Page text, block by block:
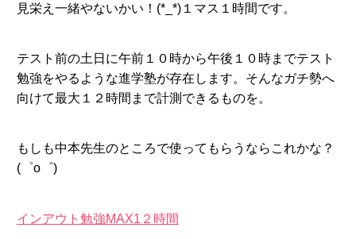
見栄え一緒やないかい！(*_*)１マス１時間です。
テスト前の土日に午前１０時から午後１０時までテスト
勉強をやるような進学塾が存在します。そんなガチ勢へ
向けて最大１２時間まで計測できるものを。
もしも中本先生のところで使ってもらうならこれかな？
(゜o゜)
インアウト勉強MAX1２時間